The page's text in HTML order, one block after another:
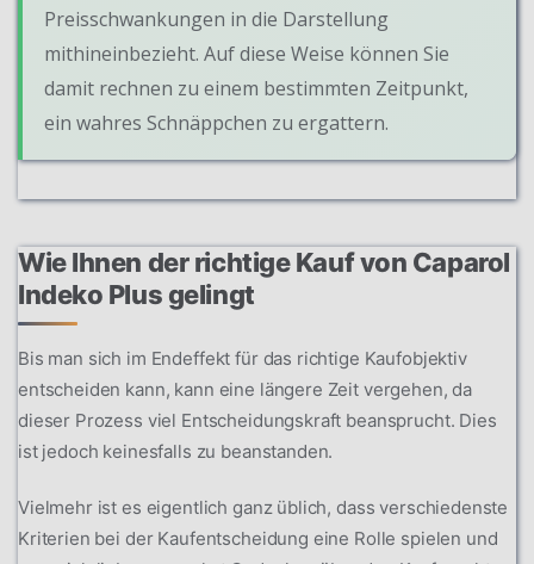
Preisschwankungen in die Darstellung
mithineinbezieht. Auf diese Weise können Sie
damit rechnen zu einem bestimmten Zeitpunkt,
ein wahres Schnäppchen zu ergattern.
Wie Ihnen der richtige Kauf von Caparol
Indeko Plus gelingt
Bis man sich im Endeffekt für das richtige Kaufobjektiv
entscheiden kann, kann eine längere Zeit vergehen, da
dieser Prozess viel Entscheidungskraft beansprucht. Dies
ist jedoch keinesfalls zu beanstanden.
Vielmehr ist es eigentlich ganz üblich, dass verschiedenste
Kriterien bei der Kaufentscheidung eine Rolle spielen und